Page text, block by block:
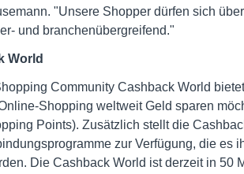
"Unsere Shopper dürfen sich
und branchenübergreifend."
World
Community Cashback World
Shopping weltweit Geld sparen
Points). Zusätzlich stellt die
zur Verfügung, die es
Die Cashback World ist derzeit in 50